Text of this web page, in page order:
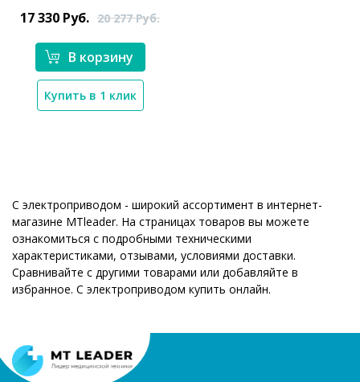
17 330 Руб. 20 277Руб.
В корзину
Купить в 1 клик
С электроприводом - широкий ассортимент в интернет-
магазине MTleader. На страницах товаров вы можете
ознакомиться с подробными техническими
характеристиками, отзывами, условиями доставки.
Сравнивайте с другими товарами или добавляйте в
избранное. С электроприводом купить онлайн.